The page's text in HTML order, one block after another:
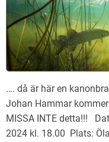
…. då är här en
Johan Hammar
MISSA INTE detta!!!
2024 kl. 18.00 Plats: